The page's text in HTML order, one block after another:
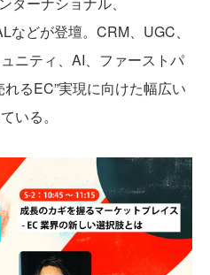
どが登壇。CRM、UGC、
ニティ、AI、ファーストパ
るEC”実現に向けた幅広い
いる。